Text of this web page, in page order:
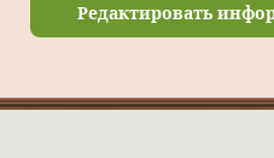
Редактировать